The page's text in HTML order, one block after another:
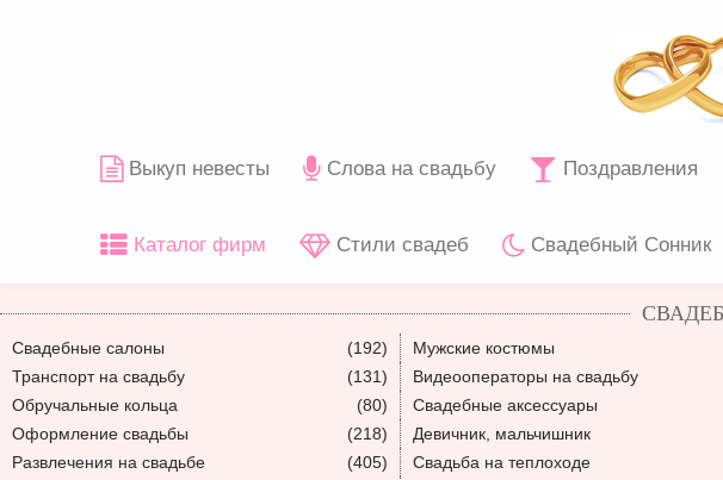
Выкуп невесты Слова на свадьбу Поздравления
Каталог фирм Стили свадеб Свадебный Сонник
Свадебные салоны (192) Мужские костюмы
Транспорт на свадьбу
(131) Видеооператоры на свадьбу
Обручальные кольца
(80) Свадебные аксессуары
Оформление свадьбы
(218) Девичник, мальчишник
Развлечения на свадьбе
(405) Свадьба на теплоходе